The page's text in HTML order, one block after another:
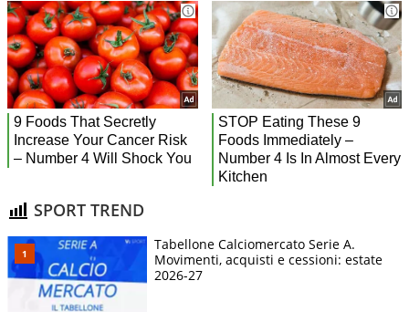
SPORT TREND
Tabellone Calciomercato Serie A.
Movimenti, acquisti e cessioni: estate
2026-27